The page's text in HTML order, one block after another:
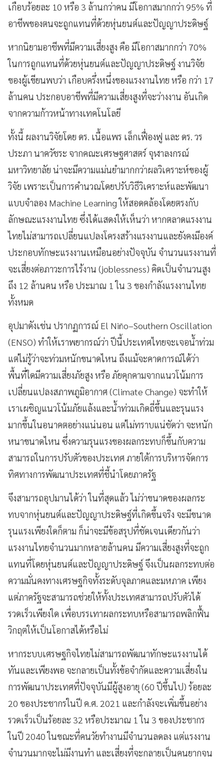
เกือบร้อยละ 10 หรือ 3 ล้านกว่าคน มีโอกาสมากกว่า 95% ที่
อาชีพของตนจะถูกแทนที่ด้วยหุ่นยนต์และปัญญาประดิษฐ์
หากนิยามอาชีพที่มีความเสี่ยงสูง คือ มีโอกาสมากกว่า 70%
ในการถูกแทนที่ด้วยหุ่นยนต์และปัญญาประดิษฐ์ งานวิจัย
ของผู้เขียนพบว่า เกือบครึ่งหนึ่งของแรงงานไทย หรือ กว่า 17
ล้านคน ประกอบอาชีพที่มีความเสี่ยงสูงที่จะว่างงาน อันเกิด
จากความก้าวหน้าทางเทคโนโลยี
ทั้งนี้ ผลงานวิจัยโดย ดร. เนื้อแพร เล็กเฟื่องฟู และ ดร. วร
ประภา นาควัชระ จากคณะเศรษฐศาสตร์ จุฬาลงกรณ์
มหาวิทยาลัย น่าจะมีความแม่นยำมากกว่าผลวิเคราะห์ของผู้
วิจัย เพราะเป็นการคำนวณโดยปรับวิธีวิเคราะห์และพัฒนา
แบบจำลอง Machine Learning ให้สอดคล้องโดยตรงกับ
ลักษณะแรงงานไทย ซึ่งได้แสดงให้เห็นว่า หากตลาดแรงงาน
ไทยไม่สามารถเปลี่ยนแปลงโครงสร้างแรงงานและยังคงมีองค์
ประกอบทักษะแรงงานเหมือนอย่างปัจจุบัน จำนวนแรงงานที่
จะเสี่ยงต่อภาวะการไร้งาน (joblessness) คิดเป็นจำนวนสูง
ถึง 12 ล้านคน หรือ ประมาณ 1 ใน 3 ของกำลังแรงงานไทย
ทั้งหมด
อุปมาดังเช่น ปรากฏการณ์ El Niño–Southern Oscillation
(ENSO) ทำให้เราพยากรณ์ว่า ปีนี้ประเทศไทยจะเจอน้ำท่วม
แต่ไม่รู้ว่าจะท่วมหนักขนาดไหน ถึงแม้จะคาดการณ์ได้ว่า
พื้นที่ใดมีความเสี่ยงภัยสูง หรือ ภัยคุกคามจากแนวโน้มการ
เปลี่ยนแปลงสภาพภูมิอากาศ (Climate Change) จะทำให้
เราเผชิญแนวโน้มภัยแล้งและน้ำท่วมเกิดถี่ขึ้นและรุนแรง
มากขึ้นในอนาคตอย่างแน่นอน แต่ไม่ทราบแน่ชัดว่า จะหนัก
หนาขนาดไหน ซึ่งความรุนแรงของผลกระทบก็ขึ้นกับความ
สามารถในการปรับตัวของประเทศ ภายใต้การบริหารจัดการ
ทิศทางการพัฒนาประเทศที่ชี้นำโดยภาครัฐ
จึงสามารถอุปมานได้ว่า ในที่สุดแล้ว ไม่ว่าขนาดของผลกระ
ทบจากหุ่นยนต์และปัญญาประดิษฐ์ที่เกิดขึ้นจริง จะมีขนาด
รุนแรงเพียงใดก็ตาม ก็น่าจะมีข้อสรุปที่ชัดเจนเดียวกันว่า
แรงงานไทยจำนวนมากหลายล้านคน มีความเสี่ยงสูงที่จะถูก
แทนที่โดยหุ่นยนต์และปัญญาประดิษฐ์ จึงเป็นผลกระทบต่อ
ความมั่นคงทางเศรษฐกิจทั้งระดับจุลภาคและมหภาค เพียง
แต่ภาครัฐจะสามารถช่วยให้ทั้งประเทศสามารถปรับตัวได้
รวดเร็วเพียงใด เพื่อบรรเทาผลกระทบหรือสามารถพลิกฟื้น
วิกฤตให้เป็นโอกาสได้หรือไม่
หากระบบเศรษฐกิจไทยไม่สามารถพัฒนาทักษะแรงงานได้
ทันและเพียงพอ จะกลายเป็นทั้งข้อจำกัดและความเสี่ยงใน
การพัฒนาประเทศที่ปัจจุบันมีผู้สูงอายุ (60 ปีขึ้นไป) ร้อยละ
20 ของประชากรในปี ค.ศ. 2021 และกำลังจะเพิ่มขึ้นอย่าง
รวดเร็วเป็นร้อยละ 32 หรือประมาณ 1 ใน 3 ของประชากร
ในปี 2040 ในขณะที่คนวัยทำงานมีจำนวนลดลง แต่แรงงาน
จำนวนมากจะไม่มีงานทำ และเสี่ยงที่จะกลายเป็นคนยากจน